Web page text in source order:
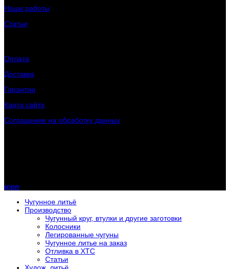
Наши работы
Статьи
Оплата
Доставка
Гарантии
Карта сайта
Соглашение на обработку данных
icon
Чугунное литьё
Производство
Чугунный круг, втулки и другие заготовки
Колосники
Легированные чугуны
Чугунное литье на заказ
Отливка в ХТС
Статьи